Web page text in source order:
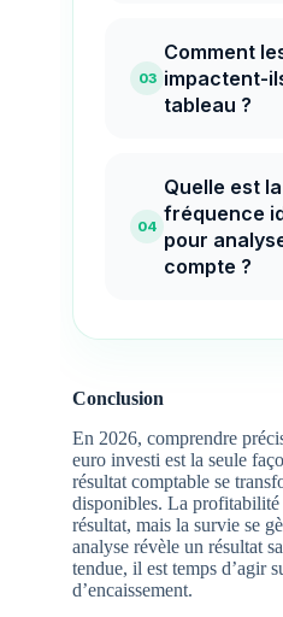
03
Comment
impactent-
tableau ?
04
Quelle est la
fréquence
pour
compte ?
Conclusion
En 2026, comprendre
euro investi est la seule
résultat comptable se
disponibles. La profitabilité
résultat, mais la survie se
analyse révèle un résultat
tendue, il est temps d’agir
d’encaissement.